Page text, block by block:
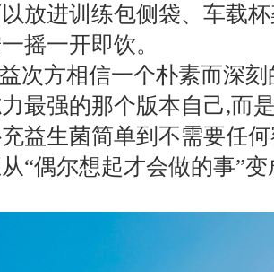
放进训练包侧袋、车载
摇一开即饮。
次方相信一个朴素而深
最强的那个版本自己,而
益生菌简单到不需要任
“偶尔想起才会做的事”